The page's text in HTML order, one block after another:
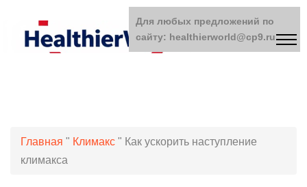
Главная " Климакс " Как ускорить наступление
климакса
Для любых предложений по
сайту: healthierworld@cp9.ru